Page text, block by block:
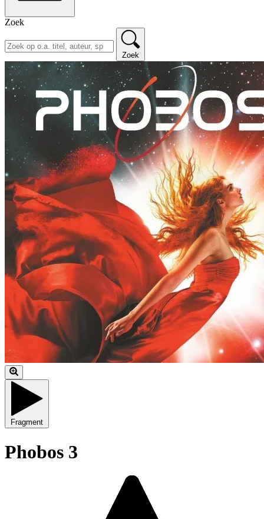
Zoek
Zoek
Fragment
Phobos 3